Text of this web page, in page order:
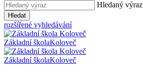
Hledaný výraz
Hledat
rozšířené vyhledávání
Základní školaKoloveč
Základní školaKoloveč